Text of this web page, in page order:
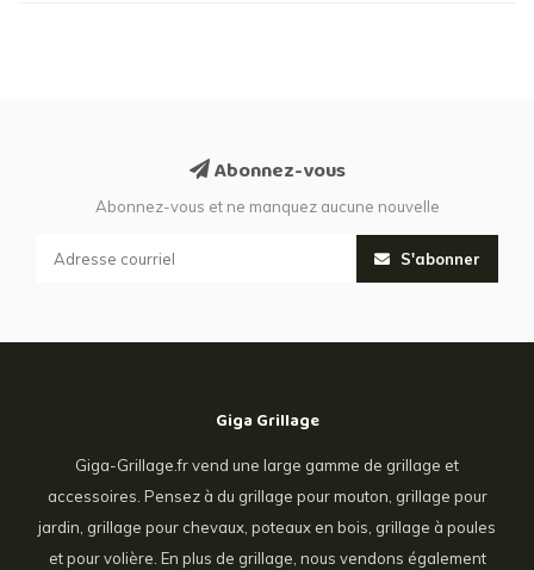
Abonnez-vous
Abonnez-vous et ne manquez aucune nouvelle
S'abonner
Giga Grillage
Giga-Grillage.fr vend une large gamme de grillage et
accessoires. Pensez à du grillage pour mouton, grillage pour
jardin, grillage pour chevaux, poteaux en bois, grillage à poules
et pour volière. En plus de grillage, nous vendons également